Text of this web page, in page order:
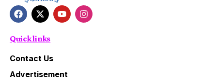
Quick links
Contact Us
Advertisement